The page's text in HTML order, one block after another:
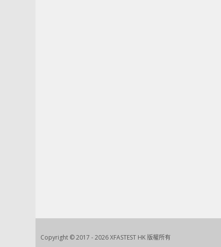
Copyright © 2017 - 2026 XFASTEST HK 版權所有